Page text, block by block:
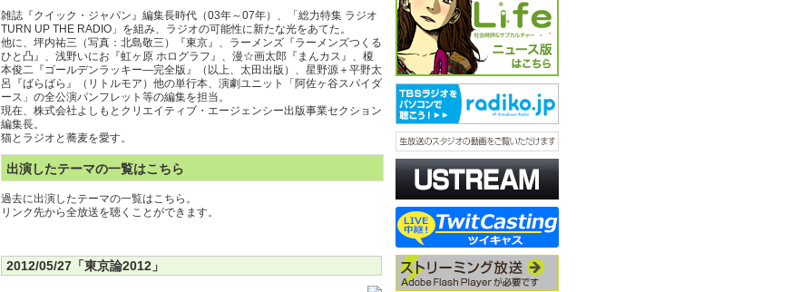
雑誌『クイック・ジャパン』編集長時代（03年～07年）、「総力特集 ラジオ
TURN UP THE RADIO」を組み、ラジオの可能性に新たな光をあてた。
他に、坪内祐三（写真：北島敬三）『東京』、ラーメンズ『ラーメンズつくる
ひと凸』、浅野いにお『虹ヶ原 ホログラフ』、漫☆画太郎『 まんカス』、榎
本俊二『ゴールデンラッキー―完全版』（以上、太田出版）、星野源＋平野太
呂『ばらばら 』（リトルモア）他の単行本、演劇ユニット「阿佐ヶ谷スパイダ
ース」の全公演パンフレット等の編集を担当。
現在、株式会社よしもとクリエイティブ・エージェンシー出版事業セクション
編集長。
猫とラジオと蕎麦を愛す。
出演したテーマの一覧はこちら
過去に出演したテーマの一覧はこちら。
リンク先から全放送を聴くことができます。
2012/05/27「東京論2012」